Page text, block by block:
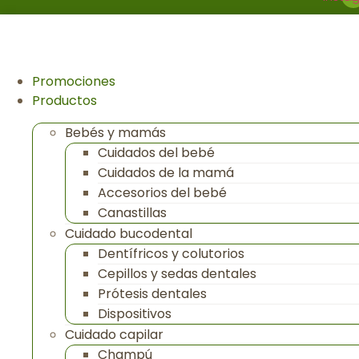
Promociones
Productos
Bebés y mamás
Cuidados del bebé
Cuidados de la mamá
Accesorios del bebé
Canastillas
Cuidado bucodental
Dentífricos y colutorios
Cepillos y sedas dentales
Prótesis dentales
Dispositivos
Cuidado capilar
Champú